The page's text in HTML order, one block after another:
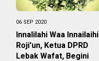
06 SEP 2020
Innalilahi Waa Innailaihi
Roji’un, Ketua DPRD
Lebak Wafat, Begini